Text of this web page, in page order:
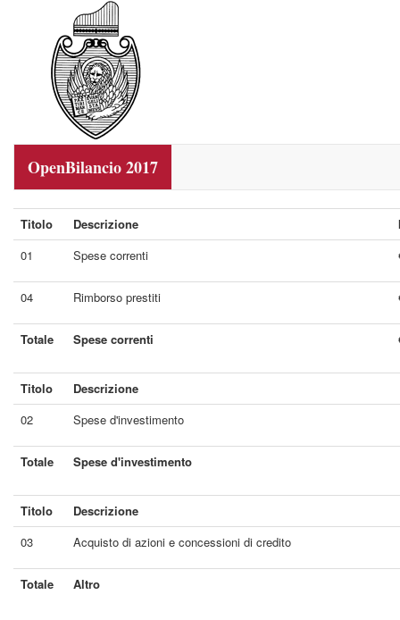
OpenBilancio 2017
Titolo Descrizione
01
Spese correnti
04 Rimborso prestiti
Totale Spese correnti
Titolo
Descrizione
02
Spese d'investimento
Totale Spese d'investimento
Titolo
Descrizione
03
Acquisto di azioni e concessioni di credito
Totale Altro